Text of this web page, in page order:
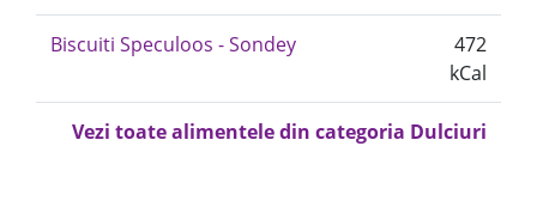
Biscuiti Speculoos - Sondey
472
kCal
Vezi toate alimentele din categoria Dulciuri